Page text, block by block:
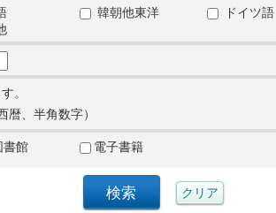
韓朝他東洋 ドイツ語
。
暦、半角数字）
書館 電子書籍